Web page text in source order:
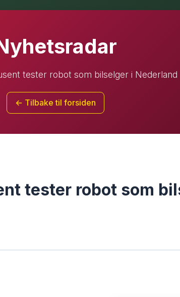
tester robot som bilselger i Nederland
← Tilbake til forsiden
tester robot som